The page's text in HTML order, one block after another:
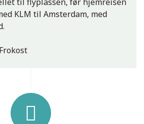
KLM til Amsterdam, med